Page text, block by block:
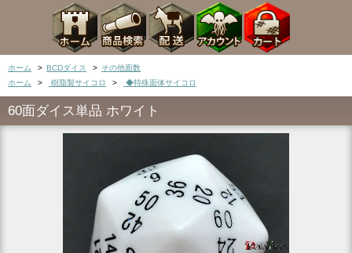
ホーム > BCDダイス > その他面数
ホーム
> 樹脂製サイコロ > ◆特殊面体サイコロ
60面ダイス単品 ホワイト